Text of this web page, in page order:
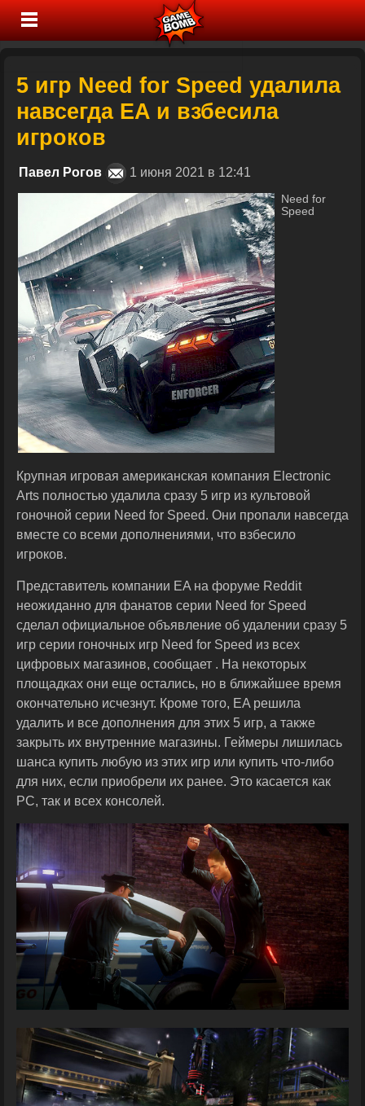
5 игр Need for Speed удалила
навсегда EA и взбесила
игроков
Павел Рогов 1 июня 2021 в 12:41
Need for
Speed
Крупная игровая американская компания Electronic
Arts полностью удалила сразу 5 игр из культовой
гоночной серии Need for Speed. Они пропали навсегда
вместе со всеми дополнениями, что взбесило
игроков.
Представитель компании EA на форуме Reddit
неожиданно для фанатов серии Need for Speed
сделал официальное объявление об удалении сразу 5
игр серии гоночных игр Need for Speed из всех
цифровых магазинов, сообщает . На некоторых
площадках они еще остались, но в ближайшее время
окончательно исчезнут. Кроме того, EA решила
удалить и все дополнения для этих 5 игр, а также
закрыть их внутренние магазины. Геймеры лишилась
шанса купить любую из этих игр или купить что-либо
для них, если приобрели их ранее. Это касается как
PC, так и всех консолей.